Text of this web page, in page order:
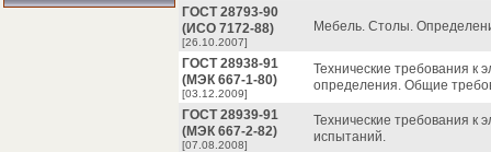
ГОСТ 28793-90
(ИСО 7172-88)
[26.10.2007]
Мебель. Столы.
ГОСТ 28938-91
(МЭК 667-1-80)
[03.12.2009]
Технические требования к
определения. Общие
ГОСТ 28939-91
(МЭК 667-2-82)
[07.08.2008]
Технические требования к
испытаний.